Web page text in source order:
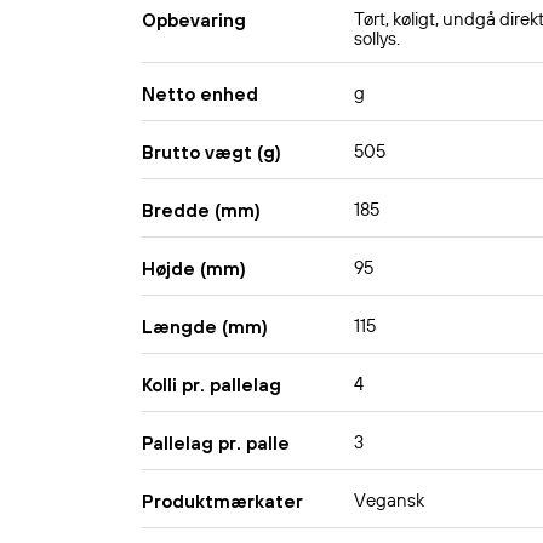
Opbevaring
Tørt, køligt, undgå
sollys.
Netto enhed g
Brutto vægt (g) 505
Bredde (mm) 185
Højde (mm) 95
Længde (mm) 115
Kolli pr. pallelag 4
Pallelag pr. palle 3
Produktmærkater Vegansk